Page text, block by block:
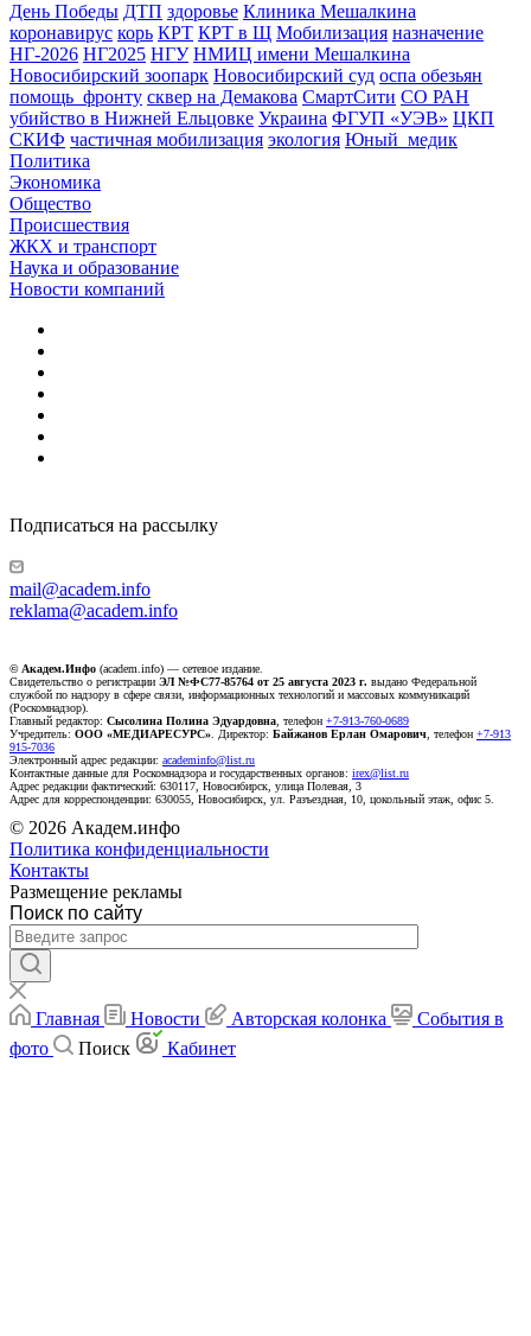
День Победы ДТП здоровье Клиника Мешалкина
коронавирус корь КРТ КРТ в Щ Мобилизация назначение
НГ-2026 НГ2025 НГУ НМИЦ имени Мешалкина
Новосибирский зоопарк Новосибирский суд оспа обезьян
помощь_фронту сквер на Демакова СмартСити СО РАН
убийство в Нижней Ельцовке Украина ФГУП «УЭВ» ЦКП
СКИФ частичная мобилизация экология Юный_медик
Политика
Экономика
Общество
Происшествия
ЖКХ и транспорт
Наука и образование
Новости компаний
Подписаться на рассылку
mail@academ.info
reklama@academ.info
© Академ.Инфо (academ.info) — сетевое издание.
Свидетельство о регистрации ЭЛ №ФС77-85764 от 25 августа 2023 г. выдано Федеральной
службой по надзору в сфере связи, информационных технологий и массовых коммуникаций
(Роскомнадзор).
Главный редактор: Сысолина Полина Эдуардовна , телефон +7-913-760-0689
Учредитель: ООО «МЕДИАРЕСУРС» . Директор: Байжанов Ерлан Омарович , телефон +7-913
915-7036
Электронный адрес редакции: academinfo@list.ru
Контактные данные для Роскомнадзора и государственных органов: irex@list.ru
Адрес редакции фактический: 630117, Новосибирск, улица Полевая, 3
Адрес для корреспонденции: 630055, Новосибирск, ул. Разъездная, 10, цокольный этаж, офис 5.
© 2026 Академ.инфо
Политика конфиденциальности
Контакты
Размещение рекламы
Поиск по сайту
Главная Новости Авторская колонка
События в
фото
Поиск Кабинет